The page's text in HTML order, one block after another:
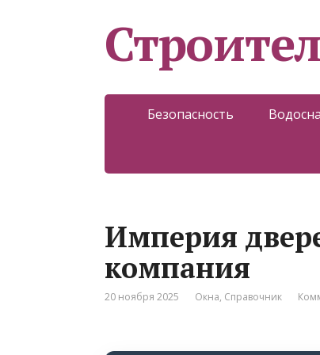
Безопасность
Империя
компания
20 ноября 2025 Окна, Справочник